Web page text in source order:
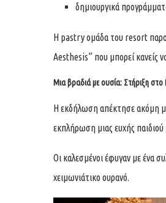
δημιουργικά
Η pastry ομάδα του resort
Aesthesis” που μπορεί κανείς
Μια βραδιά με ουσία: Στήριξη
Η εκδήλωση απέκτησε ακόμη
εκπλήρωση μιας ευχής
Οι καλεσμένοι έφυγαν με ένα
χειμωνιάτικο ουρανό.